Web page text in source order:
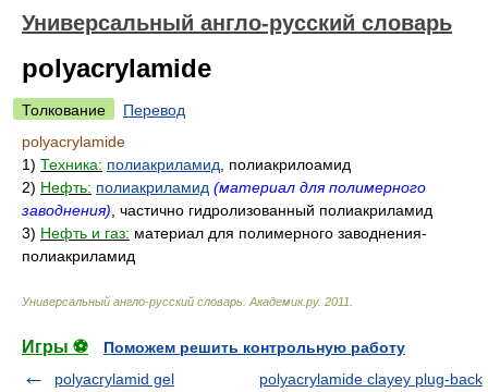
Универсальный англо-русский словарь
polyacrylamide
Толкование
Перевод
polyacrylamide
1) Техника: полиакриламид , полиакрилоамид
2) Нефть: полиакриламид (материал для полимерного
заводнения) , частично гидролизованный полиакриламид
3) Нефть и газ: материал для полимерного заводнения-
полиакриламид
Универсальный англо-русский словарь Академик.ру. 2011
Игры ⚽
Поможем решить контрольную работу
polyacrylamid gel
polyacrylamide clayey plug-back